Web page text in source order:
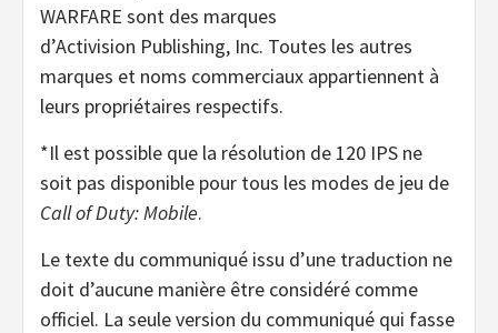
WARFARE sont des marques
d’Activision Publishing, Inc. Toutes les autres
marques et noms commerciaux appartiennent à
leurs propriétaires respectifs.
*Il est possible que la résolution de 120 IPS ne
soit pas disponible pour tous les modes de jeu de
Call of Duty: Mobile.
Le texte du communiqué issu d’une traduction ne
doit d’aucune manière être considéré comme
officiel. La seule version du communiqué qui fasse